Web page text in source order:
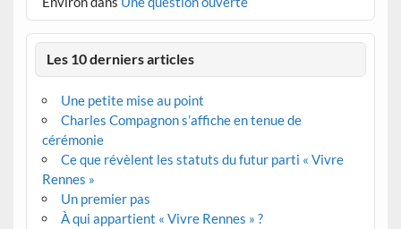
Les 10 derniers articles
Une petite mise au point
Charles Compagnon s’affiche en tenue de
cérémonie
Ce que révèlent les statuts du futur parti « Vivre
Rennes »
Un premier pas
À qui appartient « Vivre Rennes » ?